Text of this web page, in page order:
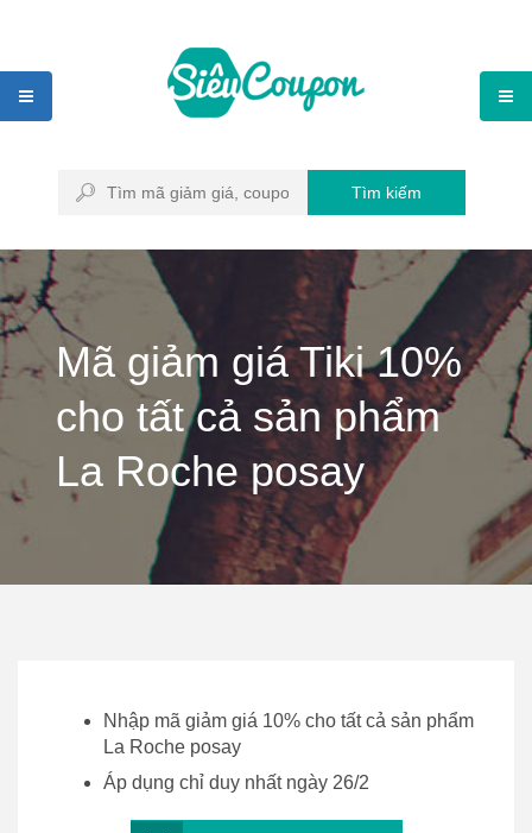
Tìm kiếm
Mã giảm giá Tiki 10%
cho tất cả sản phẩm
La Roche posay
Nhập mã giảm giá 10% cho tất cả sản phẩm
La Roche posay
Áp dụng chỉ duy nhất ngày 26/2